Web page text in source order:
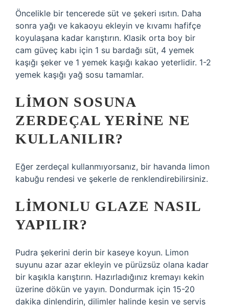
Öncelikle bir tencerede süt ve şekeri ısıtın. Daha
sonra yağı ve kakaoyu ekleyin ve kıvamı hafifçe
koyulaşana kadar karıştırın. Klasik orta boy bir
cam güveç kabı için 1 su bardağı süt, 4 yemek
kaşığı şeker ve 1 yemek kaşığı kakao yeterlidir. 1-2
yemek kaşığı yağ sosu tamamlar.
LIMON SOSUNA
ZERDEÇAL YERINE NE
KULLANILIR?
Eğer zerdeçal kullanmıyorsanız, bir havanda limon
kabuğu rendesi ve şekerle de renklendirebilirsiniz.
LIMONLU GLAZE NASIL
YAPILIR?
Pudra şekerini derin bir kaseye koyun. Limon
suyunu azar azar ekleyin ve pürüzsüz olana kadar
bir kaşıkla karıştırın. Hazırladığınız kremayı kekin
üzerine dökün ve yayın. Dondurmak için 15-20
dakika dinlendirin, dilimler halinde kesin ve servis